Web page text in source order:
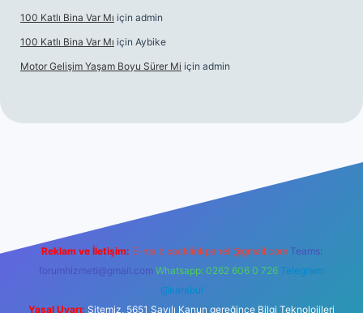
100 Katlı Bina Var Mı için admin
100 Katlı Bina Var Mı için Aybike
Motor Gelişim Yaşam Boyu Sürer Mi için admin
Reklam ve İletişim: E-mail: backlinkpaneli@gmail.com Teams:
forumhizmeti@gmail.com Whatsapp: 0262 606 0 726 Telegram:
@karabul
Yasal Uyarı: Sitemiz, 5651 Sayılı Kanun gereğince Bilgi Teknolojileri